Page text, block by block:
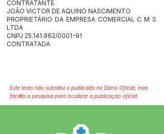
CONTRATANTE
JOÃO VICTOR DE AQUINO NASCIMENTO
PROPRIETÁRIO DA EMPRESA COMERCIAL C M S
LTDA
CNPJ 25.141.962/0001-91
CONTRATADA
Este texto não substitui o publicado no Diário Oficial, mas
facilita a pesquisa para localizar a publicação oficial.